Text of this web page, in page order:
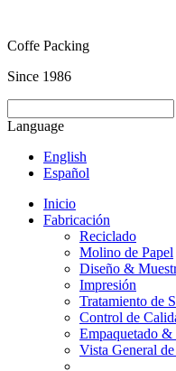
Coffe Packing
Since 1986
Language
English
Español
Inicio
Fabricación
Reciclado
Molino de Papel
Diseño &
Impresión
Tratamiento de
Control de
Empaquetado
Vista General